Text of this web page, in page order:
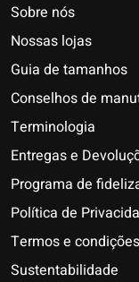
Sobre nós
Nossas lojas
Guia de tamanhos
Conselhos de
Terminologia
Entregas e
Programa de
Política de
Termos e
Sustentabilidade